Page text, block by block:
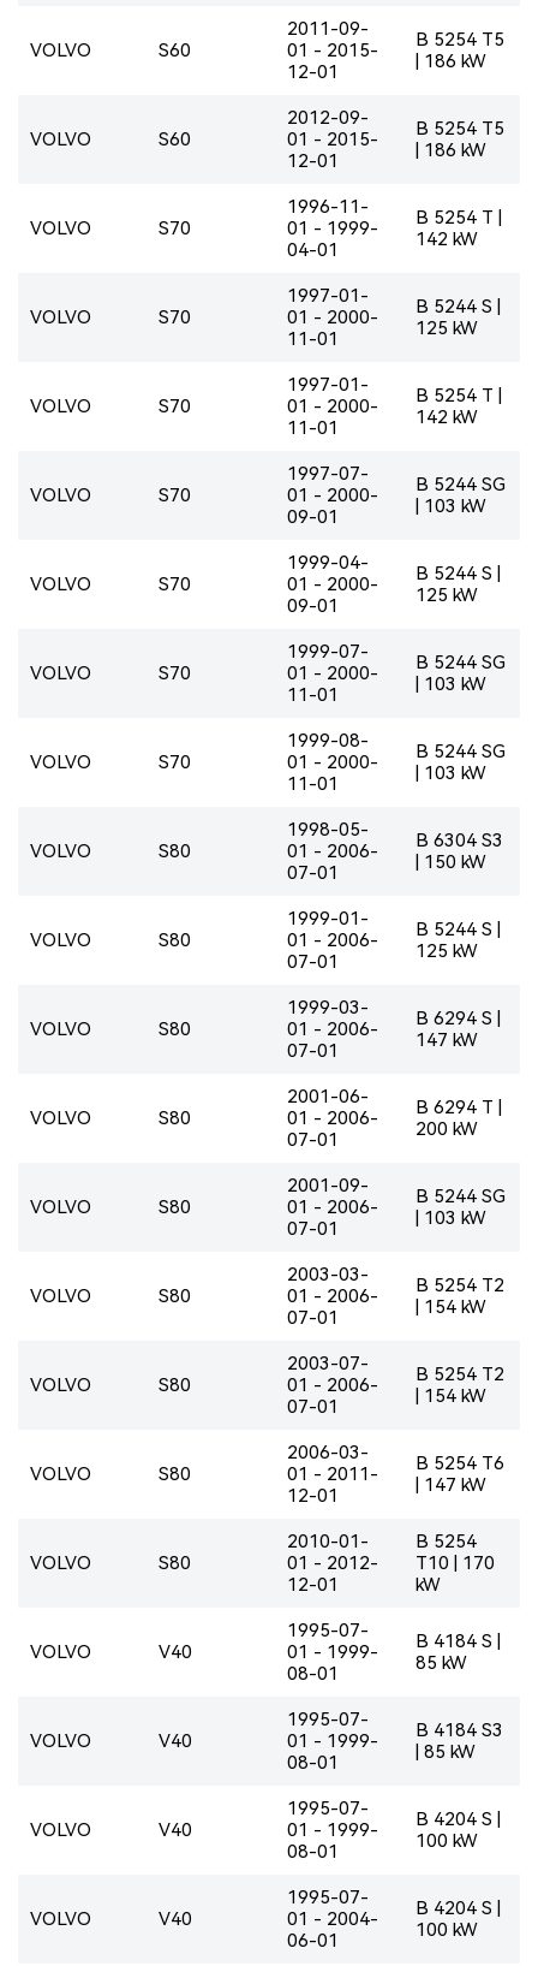
VOLVO S60
2011-09-
01 - 2015-
12-01
B 5254 T5
| 186 kW
VOLVO S60
2012-09-
01 - 2015-
12-01
B 5254 T5
| 186 kW
VOLVO S70
1996-11-
01 - 1999-
04-01
B 5254 T |
142 kW
VOLVO S70
1997-01-
01 - 2000-
11-01
B 5244 S |
125 kW
VOLVO S70
1997-01-
01 - 2000-
11-01
B 5254 T |
142 kW
VOLVO S70
1997-07-
01 - 2000-
09-01
B 5244 SG
| 103 kW
VOLVO S70
1999-04-
01 - 2000-
09-01
B 5244 S |
125 kW
VOLVO S70
1999-07-
01 - 2000-
11-01
B 5244 SG
| 103 kW
VOLVO S70
1999-08-
01 - 2000-
11-01
B 5244 SG
| 103 kW
VOLVO S80
1998-05-
01 - 2006-
07-01
B 6304 S3
| 150 kW
VOLVO S80
1999-01-
01 - 2006-
07-01
B 5244 S |
125 kW
VOLVO S80
1999-03-
01 - 2006-
07-01
B 6294 S |
147 kW
VOLVO S80
2001-06-
01 - 2006-
07-01
B 6294 T |
200 kW
VOLVO S80
2001-09-
01 - 2006-
07-01
B 5244 SG
| 103 kW
VOLVO S80
2003-03-
01 - 2006-
07-01
B 5254 T2
| 154 kW
VOLVO S80
2003-07-
01 - 2006-
07-01
B 5254 T2
| 154 kW
VOLVO S80
2006-03-
01 - 2011-
12-01
B 5254 T6
| 147 kW
VOLVO S80
2010-01-
01 - 2012-
12-01
B 5254
T10 | 170
kW
VOLVO V40
1995-07-
01 - 1999-
08-01
B 4184 S |
85 kW
VOLVO V40
1995-07-
01 - 1999-
08-01
B 4184 S3
| 85 kW
VOLVO V40
1995-07-
01 - 1999-
08-01
B 4204 S |
100 kW
VOLVO V40
1995-07-
01 - 2004-
06-01
B 4204 S |
100 kW